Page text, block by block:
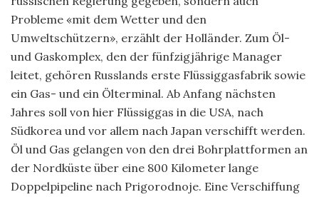
Probleme «mit dem Wetter und den
Umweltschützern», erzählt der Holländer. Zum Öl-
und Gaskomplex, den der fünfzigjährige Manager
leitet, gehören Russlands erste Flüssiggasfabrik sowie
ein Gas- und ein Ölterminal. Ab Anfang nächsten
Jahres soll von hier Flüssiggas in die USA, nach
Südkorea und vor allem nach Japan verschifft werden.
Öl und Gas gelangen von den drei Bohrplattformen an
der Nordküste über eine 800 Kilometer lange
Doppelpipeline nach Prigorodnoje. Eine Verschiffung